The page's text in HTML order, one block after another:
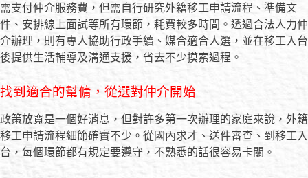
需支付仲介服務費，但需自行研究外籍移工申請流程、準備文
件、安排線上面試等所有環節，耗費較多時間。透過合法人力仲
介辦理，則有專人協助行政手續、媒合適合人選，並在移工入台
後提供生活輔導及溝通支援，省去不少摸索過程。
找到適合的幫傭，從選對仲介開始
政策放寬是一個好消息，但對許多第一次辦理的家庭來說，外籍
移工申請流程細節確實不少。從國內求才、送件審查、到移工入
台，每個環節都有規定要遵守，不熟悉的話很容易卡關。